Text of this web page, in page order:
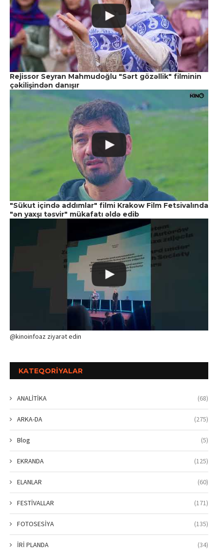
Rejissor Seyran Mahmudoğlu "Sərt gözəllik" filminin
çəkilişindən danışır
"Sükut içində addımlar" filmi Krakow Film Fetsivalında
"ən yaxşı təsvir" mükafatı əldə edib
@kinoinfoaz ziyarət edin
KATEQORIYALAR
ANALİTİKA (68)
ARKA-DA (275)
Blog (5)
EKRANDA (125)
ELANLAR (60)
FESTİVALLAR (171)
FOTOSESİYA (135)
İRİ PLANDA (34)